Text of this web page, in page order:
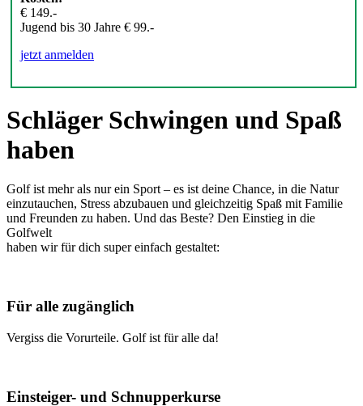
€ 149.-
Jugend bis 30 Jahre € 99.-
jetzt anmelden
Schläger Schwingen und Spaß
haben
Golf ist mehr als nur ein Sport – es ist deine Chance, in die Natur
einzutauchen, Stress abzubauen und gleichzeitig Spaß mit Familie
und Freunden zu haben. Und das Beste? Den Einstieg in die
Golfwelt
haben wir für dich super einfach gestaltet:
Für alle zugänglich
Vergiss die Vorurteile. Golf ist für alle da!
Einsteiger- und Schnupperkurse